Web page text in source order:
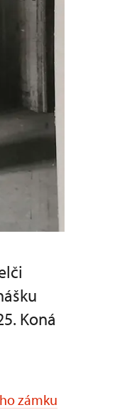
Koná
zámku